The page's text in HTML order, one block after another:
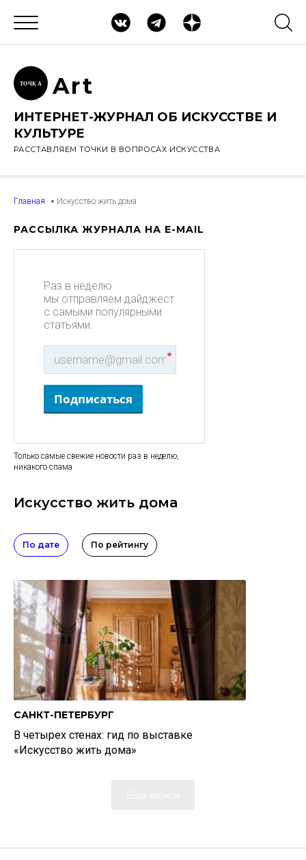
ТОЧК А Art
ИНТЕРНЕТ-ЖУРНАЛ ОБ ИСКУССТВЕ И
КУЛЬТУРЕ
РАССТАВЛЯЕМ ТОЧКИ В ВОПРОСАХ ИСКУССТВА
Главная Искусство жить дома
РАССЫЛКА ЖУРНАЛА НА E-MAIL
Раз в неделю
мы отправляем дайджест
с самыми популярными
статьями.
*
Подписаться
Только самые свежие новости раз в неделю,
никакого спама
Искусство жить дома
По дате По рейтингу
САНКТ-ПЕТЕРБУРГ
В четырех стенах: гид по выставке
«Искусство жить дома»